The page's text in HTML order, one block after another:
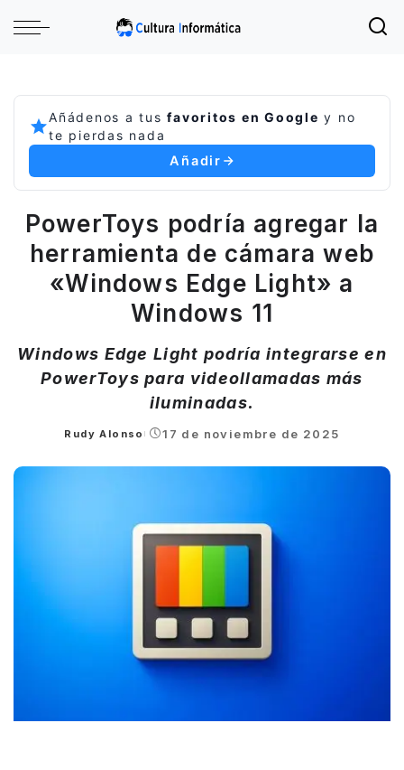
Añádenos a tusfavoritos en Google y no
te pierdas nada
Añadir
PowerToys podría agregar la
herramienta de cámara web
«Windows Edge Light» a
Windows 11
Windows Edge Light podría integrarse en
PowerToys para videollamadas más
iluminadas.
Posted
Rudy Alonso 17 de noviembre de 2025